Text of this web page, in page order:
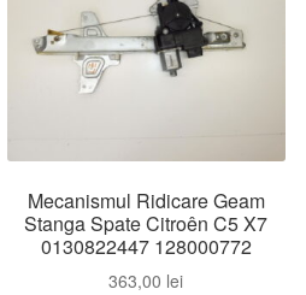
Mecanismul Ridicare Geam
Stanga Spate Citroên C5 X7
0130822447 128000772
363,00 lei